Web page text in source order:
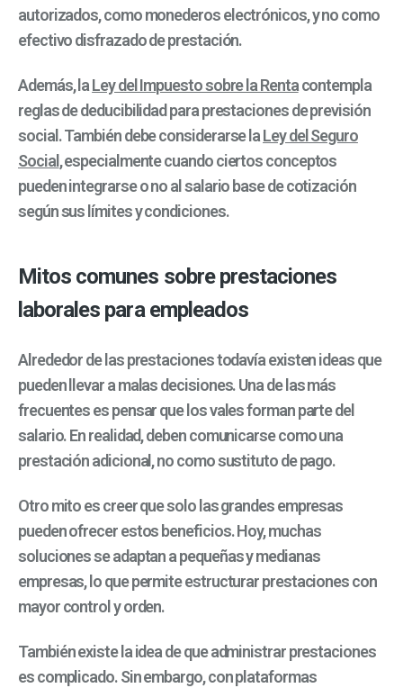
autorizados, como monederos electrónicos, y no como
efectivo disfrazado de prestación.
Además, laLey del Impuesto sobre la Rentacontempla
reglas de deducibilidad para prestaciones de previsión
social. También debe considerarse laLey del Seguro
Social , especialmente cuando ciertos conceptos
pueden integrarse o no al salario base de cotización
según sus límites y condiciones.
Mitos comunes sobre prestaciones
laborales para empleados
Alrededor de las prestaciones todavía existen ideas que
pueden llevar a malas decisiones. Una de las más
frecuentes es pensar que los vales forman parte del
salario. En realidad, deben comunicarse como una
prestación adicional, no como sustituto de pago.
Otro mito es creer que solo las grandes empresas
pueden ofrecer estos beneficios. Hoy, muchas
soluciones se adaptan a pequeñas y medianas
empresas, lo que permite estructurar prestaciones con
mayor control y orden.
También existe la idea de que administrar prestaciones
es complicado. Sin embargo, con plataformas